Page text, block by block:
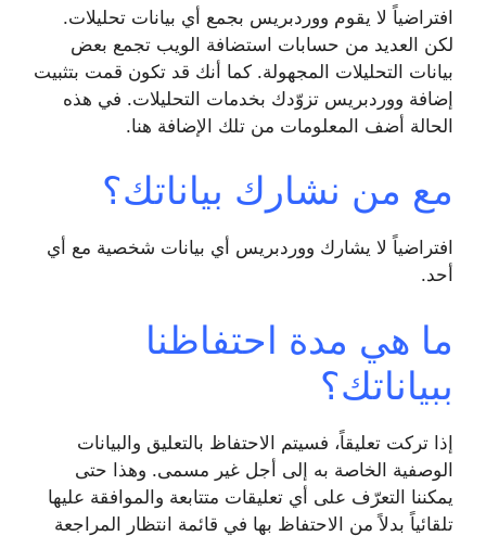
افتراضياً لا يقوم ووردبريس بجمع أي بيانات تحليلات.
لكن العديد من حسابات استضافة الويب تجمع بعض
بيانات التحليلات المجهولة. كما أنك قد تكون قمت بتثبيت
إضافة ووردبريس تزوّدك بخدمات التحليلات. في هذه
الحالة أضف المعلومات من تلك الإضافة هنا.
مع من نشارك بياناتك؟
افتراضياً لا يشارك ووردبريس أي بيانات شخصية مع أي
أحد.
ما هي مدة احتفاظنا
ببياناتك؟
إذا تركت تعليقاً، فسيتم الاحتفاظ بالتعليق والبيانات
الوصفية الخاصة به إلى أجل غير مسمى. وهذا حتى
يمكننا التعرّف على أي تعليقات متتابعة والموافقة عليها
تلقائياً بدلاً من الاحتفاظ بها في قائمة انتظار المراجعة